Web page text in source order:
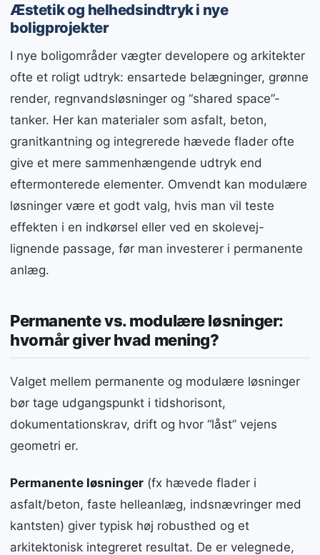
Æstetik og helhedsindtryk i nye
boligprojekter
I nye boligområder vægter developere og arkitekter
ofte et roligt udtryk: ensartede belægninger, grønne
render, regnvandsløsninger og “shared space”-
tanker. Her kan materialer som asfalt, beton,
granitkantning og integrerede hævede flader ofte
give et mere sammenhængende udtryk end
eftermonterede elementer. Omvendt kan modulære
løsninger være et godt valg, hvis man vil teste
effekten i en indkørsel eller ved en skolevej-
lignende passage, før man investerer i permanente
anlæg.
Permanente vs. modulære løsninger:
hvornår giver hvad mening?
Valget mellem permanente og modulære løsninger
bør tage udgangspunkt i tidshorisont,
dokumentationskrav, drift og hvor “låst” vejens
geometri er.
Permanente løsninger (fx hævede flader i
asfalt/beton, faste helleanlæg, indsnævringer med
kantsten) giver typisk høj robusthed og et
arkitektonisk integreret resultat. De er velegnede,